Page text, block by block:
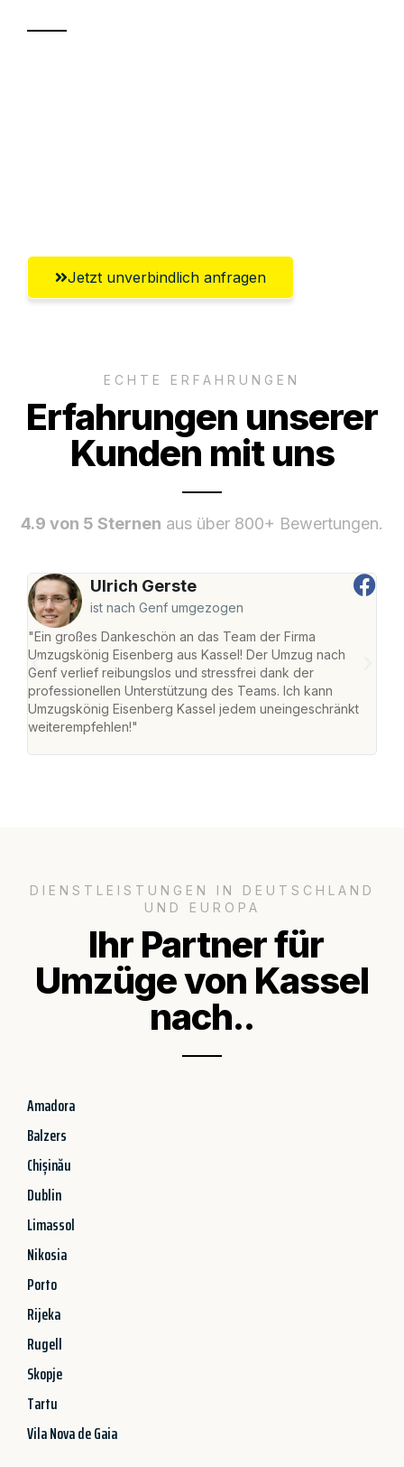
Jetzt unverbindlich anfragen
ECHTE ERFAHRUNGEN
Erfahrungen unserer
Kunden mit uns
4.9 von 5 Sternen aus über 800+ Bewertungen.
Ulrich Gerste
ist nach Genf umgezogen
"Ein großes Dankeschön an das Team der Firma
Umzugskönig Eisenberg aus Kassel! Der Umzug nach
Genf verlief reibungslos und stressfrei dank der
professionellen Unterstützung des Teams. Ich kann
Umzugskönig Eisenberg Kassel jedem uneingeschränkt
weiterempfehlen!"
DIENSTLEISTUNGEN IN DEUTSCHLAND
UND EUROPA
Ihr Partner für
Umzüge von Kassel
nach..
Amadora
Balzers
Chișinău
Dublin
Limassol
Nikosia
Porto
Rijeka
Rugell
Skopje
Tartu
Vila Nova de Gaia